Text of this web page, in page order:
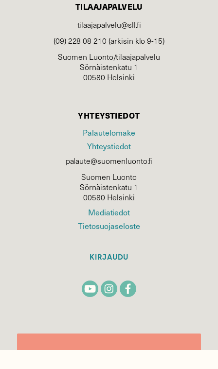
TILAAJAPALVELU
tilaajapalvelu@sll.fi
(09) 228 08 210 (arkisin klo 9-15)
Suomen Luonto/tilaajapalvelu
Sörnäistenkatu 1
00580 Helsinki
YHTEYSTIEDOT
Palautelomake
Yhteystiedot
palaute@suomenluonto.fi
Suomen Luonto
Sörnäistenkatu 1
00580 Helsinki
Mediatiedot
Tietosuojaseloste
KIRJAUDU